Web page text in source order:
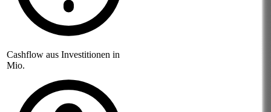
Cashflow aus Investitionen in
Mio.